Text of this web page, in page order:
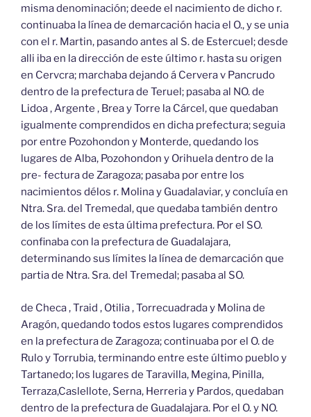
misma denominación; deede el nacimiento de dicho r.
continuaba la línea de demarcación hacia el O., y se unia
con el r. Martin, pasando antes al S. de Estercuel; desde
alli iba en la dirección de este último r. hasta su origen
en Cervcra; marchaba dejando á Cervera v Pancrudo
dentro de la prefectura de Teruel; pasaba al NO. de
Lidoa , Argente , Brea y Torre la Cárcel, que quedaban
igualmente comprendidos en dicha prefectura; seguia
por entre Pozohondon y Monterde, quedando los
lugares de Alba, Pozohondon y Orihuela dentro de la
pre- fectura de Zaragoza; pasaba por entre los
nacimientos délos r. Molina y Guadalaviar, y concluía en
Ntra. Sra. del Tremedal, que quedaba también dentro
de los límites de esta última prefectura. Por el SO.
confinaba con la prefectura de Guadalajara,
determinando sus límites la línea de demarcación que
partia de Ntra. Sra. del Tremedal; pasaba al SO.
de Checa , Traid , Otilia , Torrecuadrada y Molina de
Aragón, quedando todos estos lugares comprendidos
en la prefectura de Zaragoza; continuaba por el O. de
Rulo y Torrubia, terminando entre este último pueblo y
Tartanedo; los lugares de Taravilla, Megina, Pinilla,
Terraza,Caslellote, Serna, Herreria y Pardos, quedaban
dentro de la prefectura de Guadalajara. Por el O. y NO.